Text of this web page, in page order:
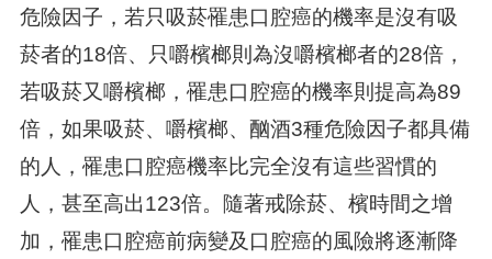
危險因子，若只吸菸罹患口腔癌的機率是沒有吸
菸者的18倍、只嚼檳榔則為沒嚼檳榔者的28倍，
若吸菸又嚼檳榔，罹患口腔癌的機率則提高為89
倍，如果吸菸、嚼檳榔、酗酒3種危險因子都具備
的人，罹患口腔癌機率比完全沒有這些習慣的
人，甚至高出123倍。隨著戒除菸、檳時間之增
加，罹患口腔癌前病變及口腔癌的風險將逐漸降